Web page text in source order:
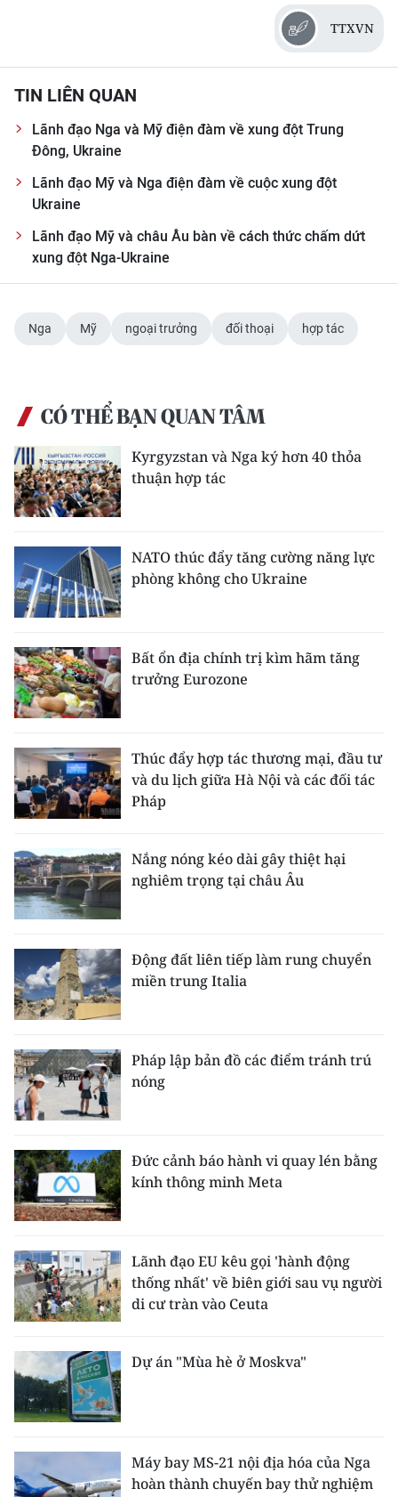
E-Magazine
Media Chính trị
Media Kinh tế
Media Văn hóa
Media Xã hội
Media Thể thao
Media Giáo dục
Media Y tế
Media Khoa học - Công nghệ
Media Môi trường
Ảnh
Infographic
TIN MỚI
TIN ĐỊA PHƯƠNG
Trung du và miền núi phía Bắc
Bắc Trung Bộ
Duyên hải Nam Trung Bộ và Tây
Đông Nam Bộ
Đồng bằng sông Cửu Long
Chuyên trang Hà Nội
Chuyên trang TP. Hồ Chí Minh
CÁC CHUYÊN TRANG
THỜI NAY
NHÂN DÂN CUỐI TUẦN
NHÂN DÂN HẰNG THÁNG
MUA BÁO
ĐỌC BÁO IN
TTXVN
TIN LIÊN QUAN
Lãnh đạo Nga và Mỹ điện đàm về xung đột Trung
Đông, Ukraine
Lãnh đạo Mỹ và Nga điện đàm về cuộc xung đột
Ukraine
Lãnh đạo Mỹ và châu Âu bàn về cách thức chấm dứt
xung đột Nga-Ukraine
Nga Mỹ ngoại trưởng đối thoại hợp tác
CÓ THỂ BẠN QUAN TÂM
Kyrgyzstan và Nga ký hơn 40 thỏa
thuận hợp tác
NATO thúc đẩy tăng cường năng lực
phòng không cho Ukraine
Bất ổn địa chính trị kìm hãm tăng
trưởng Eurozone
Thúc đẩy hợp tác thương mại, đầu tư
và du lịch giữa Hà Nội và các đối tác
Pháp
Nắng nóng kéo dài gây thiệt hại
nghiêm trọng tại châu Âu
Động đất liên tiếp làm rung chuyển
miền trung Italia
Pháp lập bản đồ các điểm tránh trú
nóng
Đức cảnh báo hành vi quay lén bằng
kính thông minh Meta
Lãnh đạo EU kêu gọi 'hành động
thống nhất' về biên giới sau vụ người
di cư tràn vào Ceuta
Dự án "Mùa hè ở Moskva"
Máy bay MS-21 nội địa hóa của Nga
hoàn thành chuyến bay thử nghiệm